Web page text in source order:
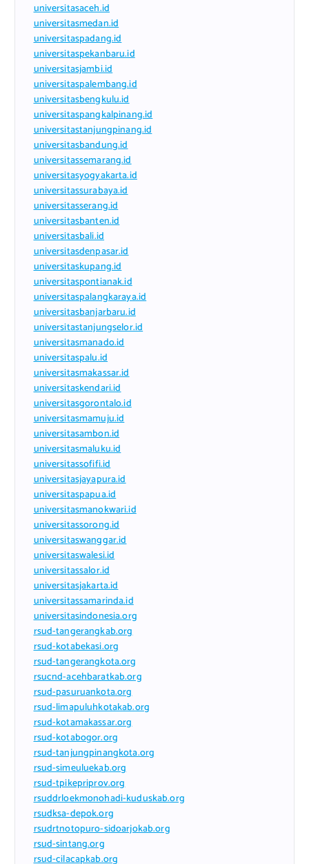
universitasaceh.id
universitasmedan.id
universitaspadang.id
universitaspekanbaru.id
universitasjambi.id
universitaspalembang.id
universitasbengkulu.id
universitaspangkalpinang.id
universitastanjungpinang.id
universitasbandung.id
universitassemarang.id
universitasyogyakarta.id
universitassurabaya.id
universitasserang.id
universitasbanten.id
universitasbali.id
universitasdenpasar.id
universitaskupang.id
universitaspontianak.id
universitaspalangkaraya.id
universitasbanjarbaru.id
universitastanjungselor.id
universitasmanado.id
universitaspalu.id
universitasmakassar.id
universitaskendari.id
universitasgorontalo.id
universitasmamuju.id
universitasambon.id
universitasmaluku.id
universitassofifi.id
universitasjayapura.id
universitaspapua.id
universitasmanokwari.id
universitassorong.id
universitaswanggar.id
universitaswalesi.id
universitassalor.id
universitasjakarta.id
universitassamarinda.id
universitasindonesia.org
rsud-tangerangkab.org
rsud-kotabekasi.org
rsud-tangerangkota.org
rsucnd-acehbaratkab.org
rsud-pasuruankota.org
rsud-limapuluhkotakab.org
rsud-kotamakassar.org
rsud-kotabogor.org
rsud-tanjungpinangkota.org
rsud-simeuluekab.org
rsud-tpikepriprov.org
rsuddrloekmonohadi-kuduskab.org
rsudksa-depok.org
rsudrtnotopuro-sidoarjokab.org
rsud-sintang.org
rsud-cilacapkab.org